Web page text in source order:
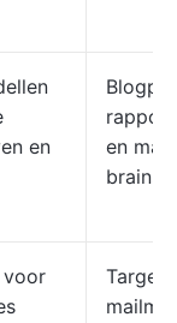
en
en
voor